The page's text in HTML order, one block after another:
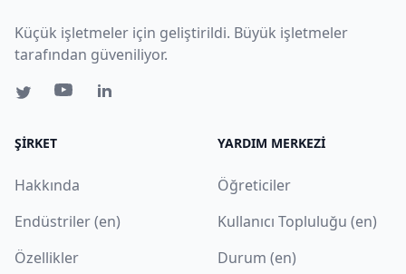
Küçük işletmeler için geliştirildi. Büyük işletmeler
tarafından güveniliyor.
ŞIRKET
Hakkında
Endüstriler (en)
Özellikler
YARDIM MERKEZI
Öğreticiler
Kullanıcı Topluluğu (en)
Durum (en)